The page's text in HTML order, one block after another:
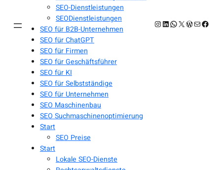
SEO-Dienstleistungen
SEODienstleistungen
SEO für B2B-Unternehmen
SEO für ChatGPT
SEO für Firmen
SEO für Geschäftsführer
SEO für KI
SEO für Selbstständige
SEO für Unternehmen
SEO Maschinenbau
SEO Suchmaschinenoptimierung
Start
SEO Preise
Start
Lokale SEO-Dienste
Instagram
LinkedIn
WhatsApp
X E-Mail